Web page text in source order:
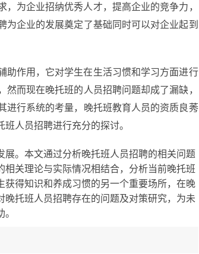
为企业招纳优秀人才，提高企业的竞争力，
企业的发展奠定了基础同时可以对企业起到
助作用，它对学生在生活习惯和学习方面进行
而现在晚托班的人员招聘问题却成了漏缺，
进行系统的考量，晚托班教育人员的资质良莠
人员招聘进行充分的探讨。
。本文通过分析晚托班人员招聘的相关问题
关理论与实际情况相结合，分析当前晚托班
得知识和养成习惯的另一个重要场所，在晚
托班人员招聘存在的问题及对策研究，为未